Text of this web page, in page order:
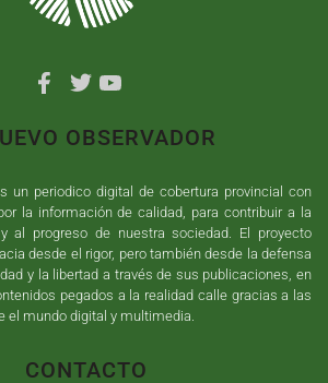
OBSERVADOR
un periodico digital de cobertura provincial con
la información de calidad, para contribuir a la
al progreso de nuestra sociedad. El proyecto
desde el rigor, pero también desde la defensa
y la libertad a través de sus publicaciones, en
pegados a la realidad calle gracias a las
el mundo digital y multimedia.
CONTACTO